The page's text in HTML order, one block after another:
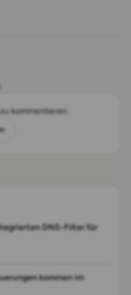
kommentieren.
DNS-Filter für
kommen im